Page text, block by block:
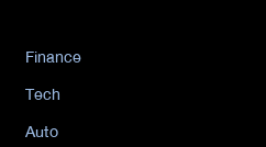
Finance
Tech
Auto